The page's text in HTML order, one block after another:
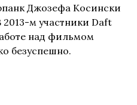
Джозефа Косински
2013-м участники Daft
над фильмом
безуспешно.